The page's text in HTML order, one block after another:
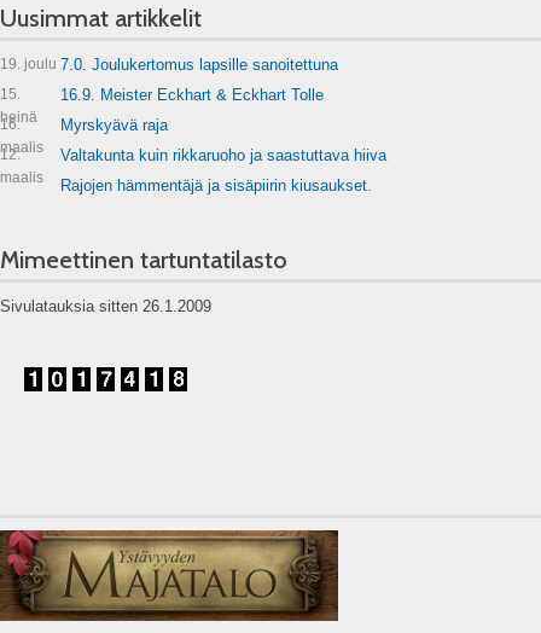
Uusimmat artikkelit
19. joulu 7.0. Joulukertomus lapsille sanoitettuna
15.
heinä
16.9. Meister Eckhart & Eckhart Tolle
16.
maalis
Myrskyävä raja
12.
maalis
Valtakunta kuin rikkaruoho ja saastuttava hiiva
Rajojen hämmentäjä ja sisäpiirin kiusaukset.
Mimeettinen tartuntatilasto
Sivulatauksia sitten 26.1.2009